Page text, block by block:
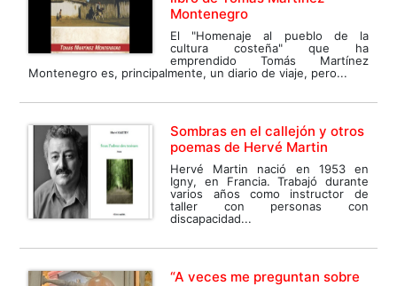
Montenegro
El "Homenaje al pueblo de la
cultura costeña" que ha
emprendido Tomás Martínez
Montenegro es, principalmente, un diario de viaje, pero...
Sombras en el callejón y otros
poemas de Hervé Martin
Hervé Martin nació en 1953 en
Igny, en Francia. Trabajó durante
varios años como instructor de
taller con personas con
discapacidad...
“A veces me preguntan sobre